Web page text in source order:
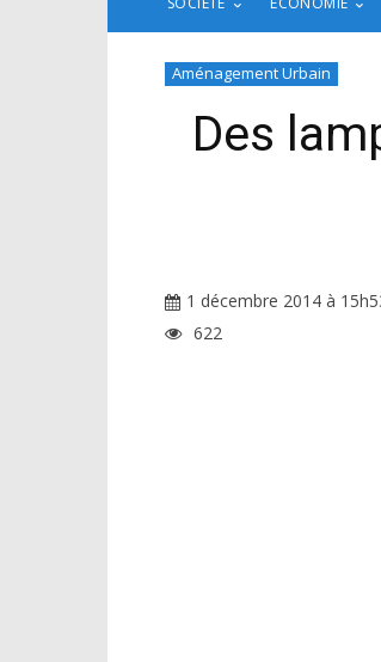
Aménagement Urbain
Des
1 décembre 2014 à
622